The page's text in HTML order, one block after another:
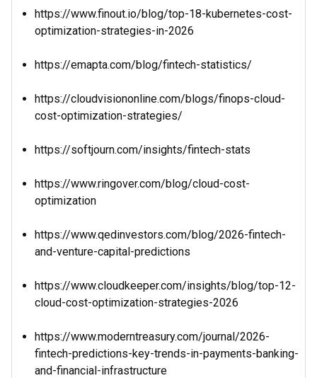
https://www.finout.io/blog/top-18-kubernetes-cost-
optimization-strategies-in-2026
https://emapta.com/blog/fintech-statistics/
https://cloudvisiononline.com/blogs/finops-cloud-
cost-optimization-strategies/
https://softjourn.com/insights/fintech-stats
https://www.ringover.com/blog/cloud-cost-
optimization
https://www.qedinvestors.com/blog/2026-fintech-
and-venture-capital-predictions
https://www.cloudkeeper.com/insights/blog/top-12-
cloud-cost-optimization-strategies-2026
https://www.moderntreasury.com/journal/2026-
fintech-predictions-key-trends-in-payments-banking-
and-financial-infrastructure